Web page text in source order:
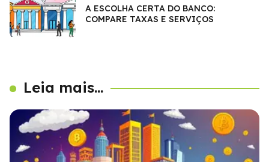
A ESCOLHA CERTA DO BANCO:
COMPARE TAXAS E SERVIÇOS
Leia mais...